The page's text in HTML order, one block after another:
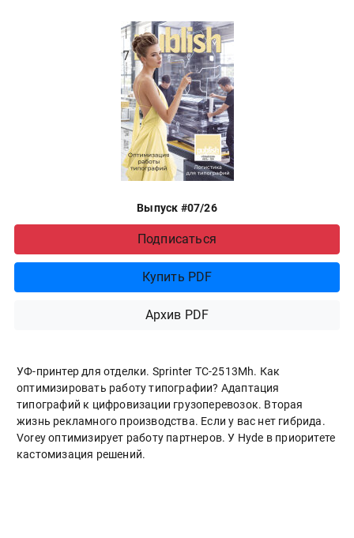
Выпуск #07/26
Подписаться
Купить PDF
Архив PDF
УФ-принтер для отделки. Sprinter ТС-2513Mh. Как
оптимизировать работу типографии? Адаптация
типографий к цифровизации грузоперевозок. Вторая
жизнь рекламного производства. Если у вас нет гибрида.
Vorey оптимизирует работу партнеров. У Hyde в приоритете
кастомизация решений.